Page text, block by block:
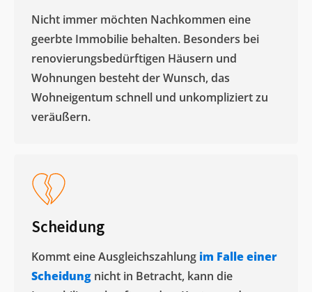
Nicht immer möchten Nachkommen eine
geerbte Immobilie behalten. Besonders bei
renovierungsbedürftigen Häusern und
Wohnungen besteht der Wunsch, das
Wohneigentum schnell und unkompliziert zu
veräußern. ​
Scheidung
Kommt eine Ausgleichszahlung im Falle einer
Scheidung nicht in Betracht, kann die